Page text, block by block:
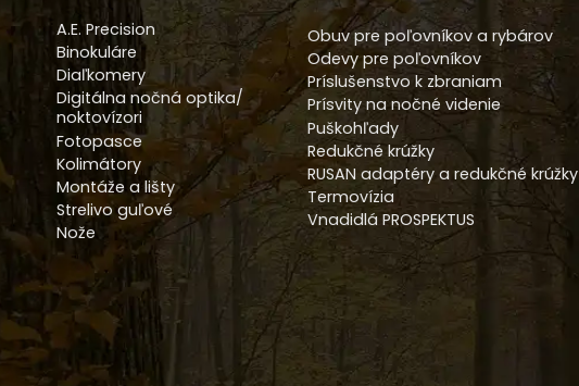
A.E. Precision
Binokuláre
Diaľkomery
Digitálna nočná optika/
noktovízori
Fotopasce
Kolimátory
Montáže a lišty
Strelivo guľové
Nože
Obuv pre poľovníkov a rybárov
Odevy pre poľovníkov
Príslušenstvo k zbraniam
Prísvity na nočné videnie
Puškohľady
Redukčné krúžky
RUSAN adaptéry a redukčné krúžky
Termovízia
Vnadidlá PROSPEKTUS